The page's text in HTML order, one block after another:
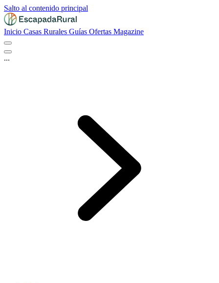
Salto al contenido principal
Inicio Casas Rurales Guías Ofertas Magazine
...